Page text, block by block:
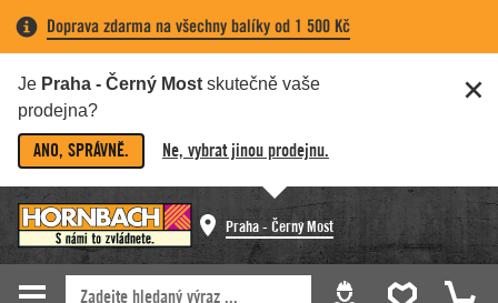
Doprava zdarma na všechny balíky od 1 500 Kč
Je Praha - Černý Most skutečně vaše
prodejna?
ANO, SPRÁVNĚ. Ne, vybrat jinou prodejnu.
Praha - Černý Most